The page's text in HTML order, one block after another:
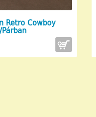
(6) (2)
(7) 1970 előtti (1)
1990-2005 (10)
1945-1970 (3)
Retro Cowboy